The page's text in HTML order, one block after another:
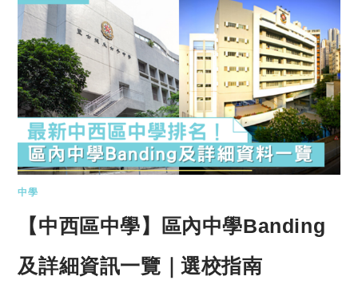
中學
【中西區中學】區內中學Banding
及詳細資訊一覽｜選校指南